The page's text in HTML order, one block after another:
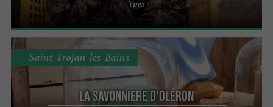
Yves
La Savonnière d'Oléron
Saint-Trojan-les-Bains